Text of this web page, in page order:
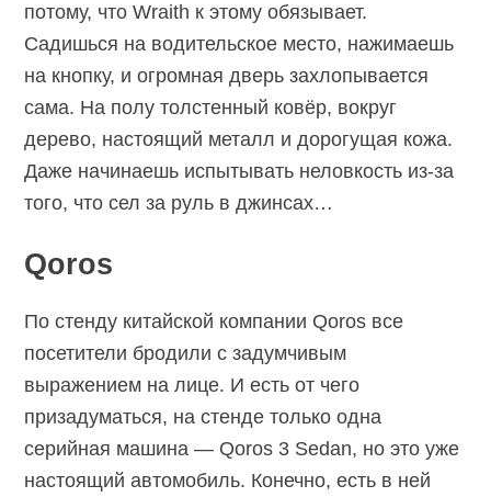
потому, что Wraith к этому обязывает.
Садишься на водительское место, нажимаешь
на кнопку, и огромная дверь захлопывается
сама. На полу толстенный ковёр, вокруг
дерево, настоящий металл и дорогущая кожа.
Даже начинаешь испытывать неловкость из-за
того, что сел за руль в джинсах…
Qoros
По стенду китайской компании Qoros все
посетители бродили с задумчивым
выражением на лице. И есть от чего
призадуматься, на стенде только одна
серийная машина — Qoros 3 Sedan, но это уже
настоящий автомобиль. Конечно, есть в ней